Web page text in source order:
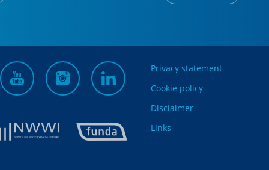
Privacy statement
Cookie policy
Disclaimer
Links